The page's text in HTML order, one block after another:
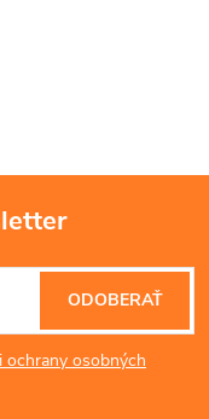
ochrany osobných
ODOBERAŤ